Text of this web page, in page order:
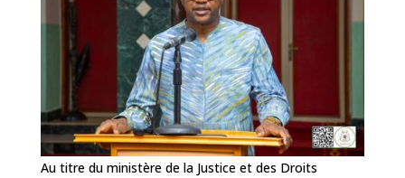
Au titre du ministère de la Justice et des Droits